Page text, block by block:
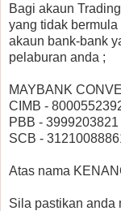
Bagi akaun
yang tidak
akaun bank-bank
pelaburan anda ;
MAYBANK
CIMB -
PBB - 3999203821
SCB -
Atas nama
Sila pastikan anda